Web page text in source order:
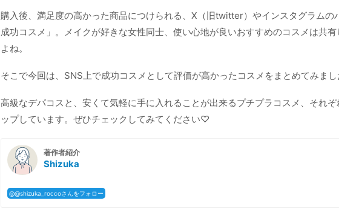
購入後、満足度の高かった商品につけられる、X（旧twitter）やインスタグラムの
成功コスメ」。メイクが好きな女性同士、使い心地が良いおすすめのコスメは共
よね。
そこで今回は、SNS上で成功コスメとして評価が高かったコスメをまとめてみまし
高級なデパコスと、安くて気軽に手に入れることが出来るプチプラコスメ、それ
ップしています。ぜひチェックしてみてください♡
著作者紹介
Shizuka
@@shizuka_roccoさんをフォロー